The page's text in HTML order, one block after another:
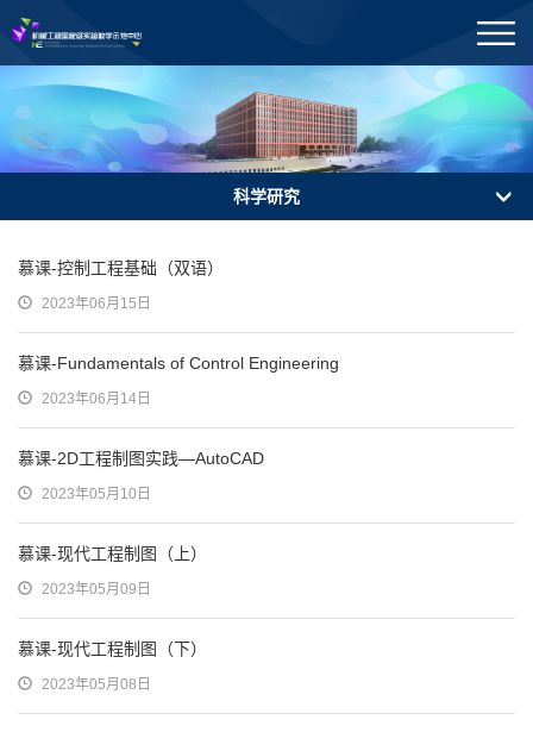
科学研究
慕课-控制工程基础（双语）
2023年06月15日
慕课-Fundamentals of Control Engineering
2023年06月14日
慕课-2D工程制图实践—AutoCAD
2023年05月10日
慕课-现代工程制图（上）
2023年05月09日
慕课-现代工程制图（下）
2023年05月08日